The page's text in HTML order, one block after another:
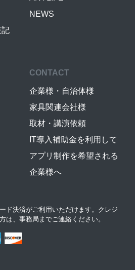
記
NEWS
CONTACT
企業様・自治体様
家具関連会社様
取材・講演依頼
IT導入補助金を利用して
アプリ制作を希望される
企業様へ
ド決済がご利用いただけます。クレジ
は、事務局までご連絡ください。